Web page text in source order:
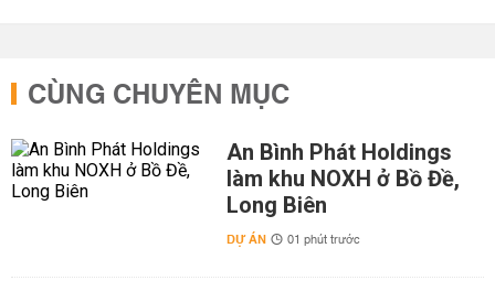
CÙNG CHUYÊN MỤC
An Bình Phát Holdings
làm khu NOXH ở Bồ Đề,
Long Biên
DỰ ÁN 01 phút trước